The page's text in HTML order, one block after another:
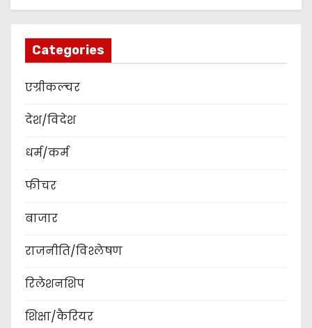
Categories
एग्रीकल्चर
देश/विदेश
धर्म/कर्म
फीचर
बाजार
राजनीति/विश्लेषण
रिलेशनशिप
शिक्षा/कैरियर